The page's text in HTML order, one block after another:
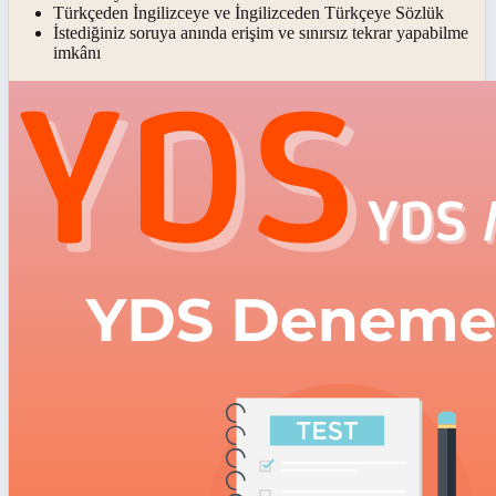
Türkçeden İngilizceye ve İngilizceden Türkçeye Sözlük
İstediğiniz soruya anında erişim ve sınırsız tekrar yapabilme
imkânı